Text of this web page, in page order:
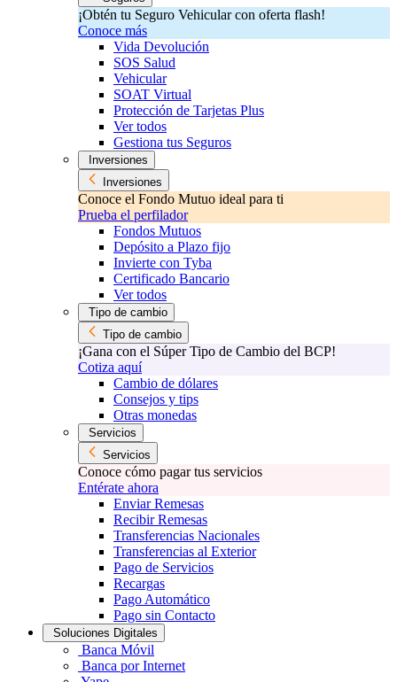
¡Obtén tu Seguro Vehicular con oferta flash!
Conoce más
Vida Devolución
SOS Salud
Vehicular
SOAT Virtual
Protección de Tarjetas Plus
Ver todos
Gestiona tus Seguros
Inversiones
Inversiones
Conoce el Fondo Mutuo ideal para ti
Prueba el perfilador
Fondos Mutuos
Depósito a Plazo fijo
Invierte con Tyba
Certificado Bancario
Ver todos
Tipo de cambio
Tipo de cambio
¡Gana con el Súper Tipo de Cambio del BCP!
Cotiza aquí
Cambio de dólares
Consejos y tips
Otras monedas
Servicios
Servicios
Conoce cómo pagar tus servicios
Entérate ahora
Enviar Remesas
Recibir Remesas
Transferencias Nacionales
Transferencias al Exterior
Pago de Servicios
Recargas
Pago Automático
Pago sin Contacto
Soluciones Digitales
Banca Móvil
Banca por Internet